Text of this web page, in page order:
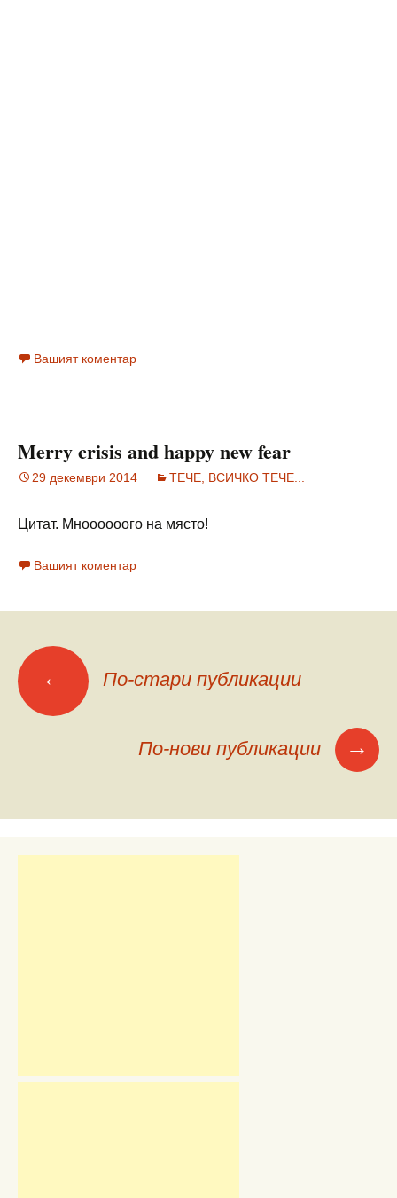
Вашият коментар
Merry crisis and happy new fear
29 декември 2014 ТЕЧЕ, ВСИЧКО ТЕЧЕ...
Цитат. Мноооооого на място!
Вашият коментар
Меню
на
← По-стари публикации
По-нови публикации →